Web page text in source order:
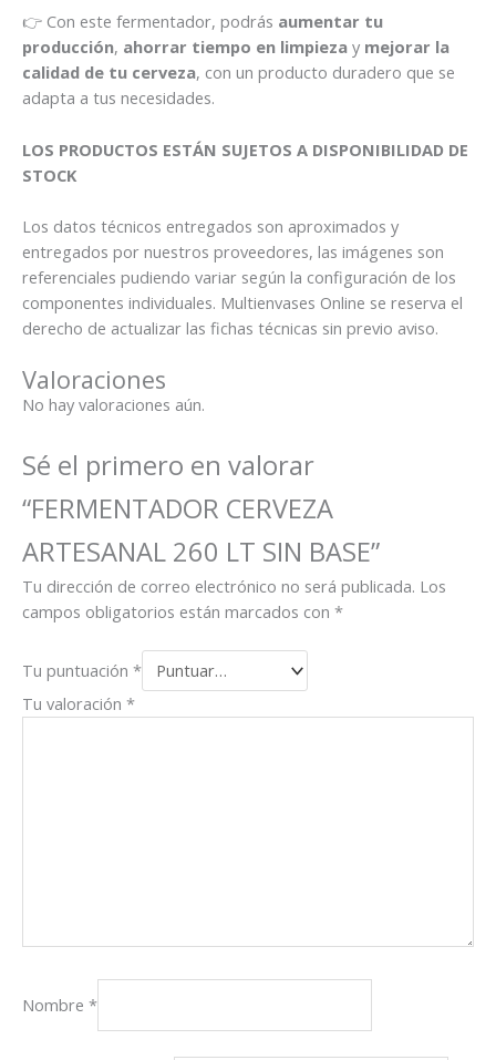
👉 Con este fermentador, podrás aumentar tu
producción, ahorrar tiempo en limpieza y mejorar la
calidad de tu cerveza, con un producto duradero que se
adapta a tus necesidades.
LOS PRODUCTOS ESTÁN SUJETOS A DISPONIBILIDAD DE
STOCK
Los datos técnicos entregados son aproximados y
entregados por nuestros proveedores, las imágenes son
referenciales pudiendo variar según la configuración de los
componentes individuales. Multienvases Online se reserva el
derecho de actualizar las fichas técnicas sin previo aviso.
Valoraciones
No hay valoraciones aún.
Sé el primero en valorar
“FERMENTADOR CERVEZA
ARTESANAL 260 LT SIN BASE”
Tu dirección de correo electrónico no será publicada. Los
campos obligatorios están marcados con *
Tu puntuación *
Tu valoración *
Nombre *